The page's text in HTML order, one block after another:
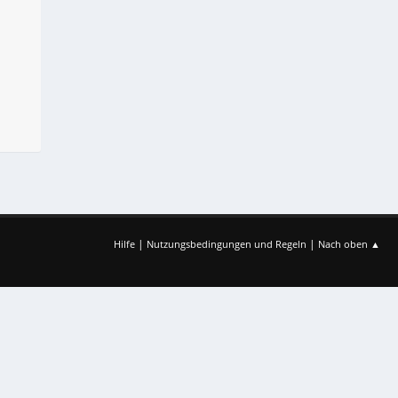
Hilfe | Nutzungsbedingungen und Regeln | Nach oben ▲